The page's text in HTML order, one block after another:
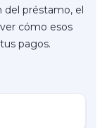
del préstamo, el
cómo esos
pagos.